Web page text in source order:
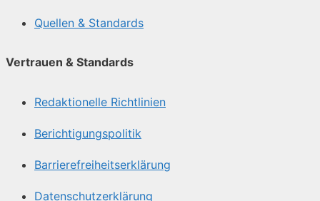
Quellen & Standards
Vertrauen & Standards
Redaktionelle Richtlinien
Berichtigungspolitik
Barrierefreiheitserklärung
Datenschutzerklärung